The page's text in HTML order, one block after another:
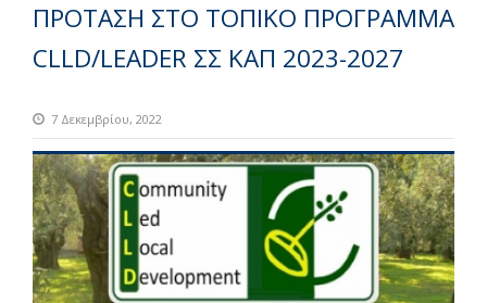
ΠΡΟΤΑΣΗ ΣΤΟ ΤΟΠΙΚΟ ΠΡΟΓΡΑΜΜΑ
CLLD/LEADER ΣΣ ΚΑΠ 2023-2027
7 Δεκεμβρίου, 2022